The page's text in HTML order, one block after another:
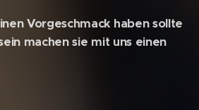
Vorgeschmack haben sollte
machen sie mit uns einen